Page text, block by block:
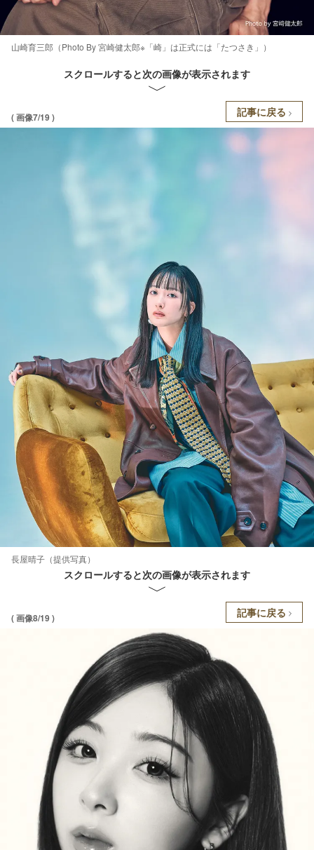
山崎育三郎（Photo By 宮崎健太郎※「崎」は正式には「たつさき」）
スクロールすると次の画像が表示されます
( 画像7/19 ) 記事に戻る
長屋晴子（提供写真）
スクロールすると次の画像が表示されます
( 画像8/19 ) 記事に戻る